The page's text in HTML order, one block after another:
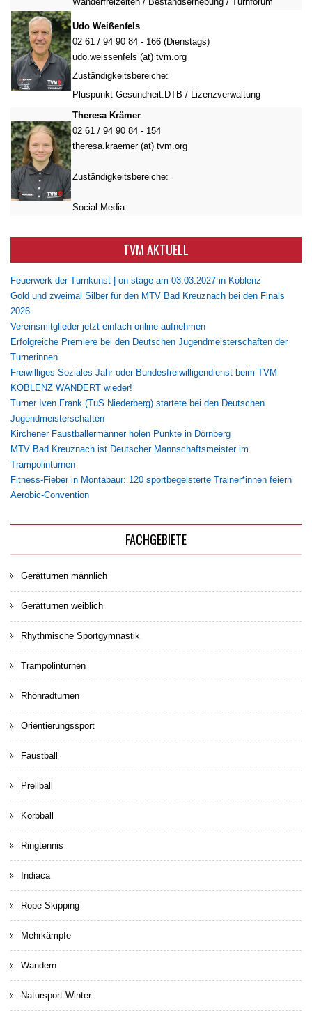
Udo Weißenfels
02 61 / 94 90 84 - 166 (Dienstags)
udo.weissenfels (at) tvm.org
Zuständigkeitsbereiche:
Pluspunkt Gesundheit.DTB / Lizenzverwaltung
Theresa Krämer
02 61 / 94 90 84 - 154
theresa.kraemer (at) tvm.org
Zuständigkeitsbereiche:
Social Media
TVM AKTUELL
Feuerwerk der Turnkunst | on stage am 03.03.2027 in Koblenz
Gold und zweimal Silber für den MTV Bad Kreuznach bei den Finals
2026
Vereinsmitglieder jetzt einfach online aufnehmen
Erfolgreiche Premiere bei den Deutschen Jugendmeisterschaften der
Turnerinnen
Freiwilliges Soziales Jahr oder Bundesfreiwilligendienst beim TVM
KOBLENZ WANDERT wieder!
Turner Iven Frank (TuS Niederberg) startete bei den Deutschen
Jugendmeisterschaften
Kirchener Faustballermänner holen Punkte in Dörnberg
MTV Bad Kreuznach ist Deutscher Mannschaftsmeister im
Trampolinturnen
Fitness-Fieber in Montabaur: 120 sportbegeisterte Trainer*innen feiern
Aerobic-Convention
FACHGEBIETE
Gerätturnen männlich
Gerätturnen weiblich
Rhythmische Sportgymnastik
Trampolinturnen
Rhönradturnen
Orientierungssport
Faustball
Prellball
Korbball
Ringtennis
Indiaca
Rope Skipping
Mehrkämpfe
Wandern
Natursport Winter